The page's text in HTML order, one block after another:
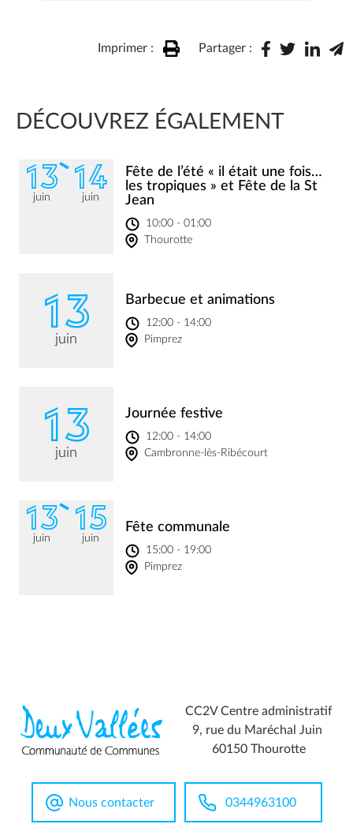
Imprimer : Partager :
DÉCOUVREZ ÉGALEMENT
13
juin
14
juin
Fête de l’été « il était une fois…
les tropiques » et Fête de la St
Jean
10:00 - 01:00
Thourotte
13
juin
Barbecue et animations
12:00 - 14:00
Pimprez
13
juin
Journée festive
12:00 - 14:00
Cambronne-lès-Ribécourt
13
juin
15
juin
Fête communale
15:00 - 19:00
Pimprez
CC2V Centre administratif
9, rue du Maréchal Juin
60150 Thourotte
Nous contacter 0344963100